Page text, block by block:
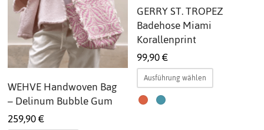
WEHVE Handwoven Bag
– Delinum Bubble Gum
259,90€
GERRY ST. TROPEZ
Badehose Miami
Korallenprint
99,90€
Ausführung wählen Dieses
Produkt